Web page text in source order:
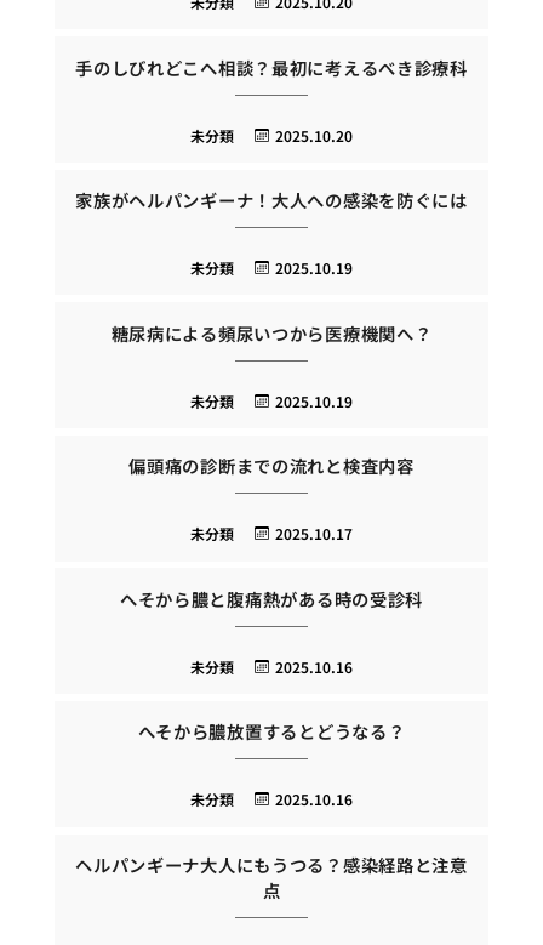
手のしびれどこへ相談？最初に考えるべき診療科
2025.10.20
未分類
家族がヘルパンギーナ！大人への感染を防ぐには
2025.10.19
未分類
糖尿病による頻尿いつから医療機関へ？
2025.10.19
未分類
偏頭痛の診断までの流れと検査内容
2025.10.17
未分類
へそから膿と腹痛熱がある時の受診科
2025.10.16
未分類
へそから膿放置するとどうなる？
2025.10.16
未分類
ヘルパンギーナ大人にもうつる？感染経路と注意
点